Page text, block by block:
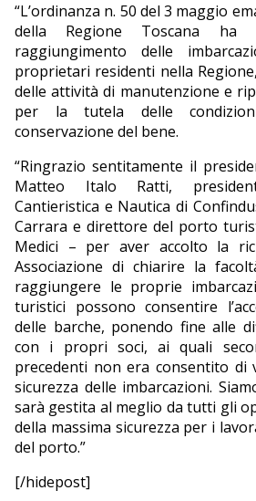
“L’ordinanza n. 50 del 3 maggio
della Regione Toscana ha
raggiungimento delle
proprietari residenti nella
delle attività di manutenzione e
per la tutela delle
conservazione del bene.
“Ringrazio sentitamente il
Matteo Italo Ratti,
Cantieristica e Nautica di
Carrara e direttore del porto
Medici – per aver accolto la
Associazione di chiarire la
raggiungere le proprie
turistici possono consentire
delle barche, ponendo fine alle
con i propri soci, ai quali
precedenti non era consentito di
sicurezza delle imbarcazioni.
sarà gestita al meglio da tutti gli
della massima sicurezza per i
del porto.”
[/hidepost]